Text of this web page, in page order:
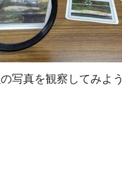
写真を観察してみよう